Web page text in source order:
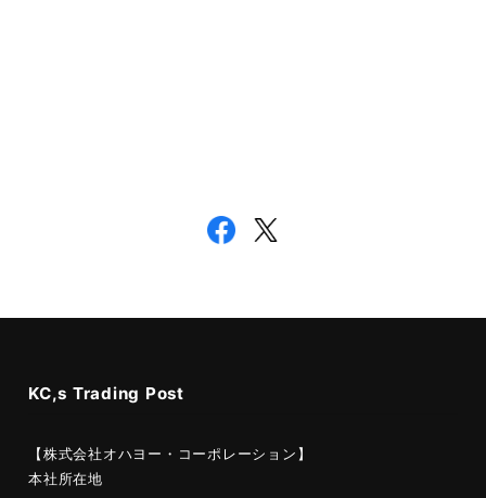
KC,s Trading Post
【株式会社オハヨー・コーポレーション】
本社所在地